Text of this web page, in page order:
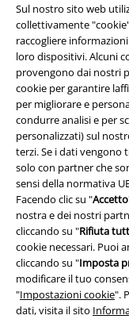
Sul nostro sito web
collettivamente
raccogliere
loro dispositivi. Alcuni
provengono dai nostri
cookie per garantire
per migliorare e
condurre analisi e per
personalizzati) sul
terzi. Se i dati vengono
solo con partner che
sensi della normativa
Facendo clic su "Accetto
nostra e dei nostri
cliccando su "Rifiuta
cookie necessari. Puoi
cliccando su "Imposta
modificare il tuo
"Impostazioni cookie".
dati, visita il sito
Info legali
Termini & Condizioni
Redazione
Legge sulla Privacy
Smaltimento rifiuti e
Dichiarazione di
Informazioni
Impostazioni cookie